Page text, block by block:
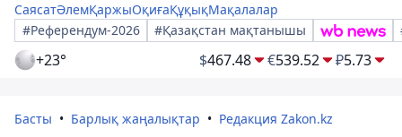
СаясатӘлемҚаржыОқиғаҚұқықМақалалар
#Референдум-2026
#Қазақстан мақтанышы
+23° $467.48 €539.52 ₽5.73
Басты Барлық жаңалықтар Редакция Zakon.kz